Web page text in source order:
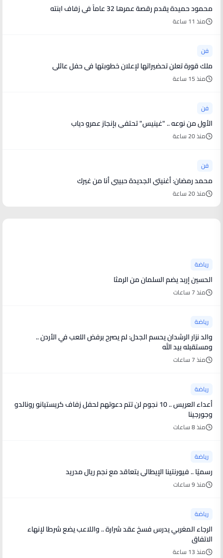
محمود حميدة يقدم رقصة عمرها 32 عاماً في زفاف ابنته
منذ 11 ساعة
فن
ملك قورة تعلن تحضيراتها لإعلان خطوبتها في حفل عائلي
منذ 15 ساعة
فن
الأول من نوعه .. "غينيس" تحتفي بإنجاز عمرو دياب
منذ 20 ساعة
فن
محمد رمضان: أغنيتي الجديدة حبيبي أنا من غيرك
منذ 20 ساعة
رياضة
الحسين إربد يضم السلمان من الرمثا
منذ 7 ساعات
رياضة
والد نزار الرشدان يحسم الجدل: لم يصرح برفض اللعب في الأردن ..
ومستقبله بيد الله
منذ 7 ساعات
رياضة
أعداء العريس .. 10 نجوم لن تتم دعوتهم لحفل زفاف كريستيانو رونالدو
وجورجينا
منذ 8 ساعات
رياضة
رسميًا .. فيورنتينا الإيطالي يتعاقد مع نجم ريال مدريد
منذ 9 ساعات
رياضة
الرجاء المغربي يدرس فسخ عقد شرارة .. واللاعب يضع شرطا لإنهاء
الاتفاق
منذ 13 ساعة